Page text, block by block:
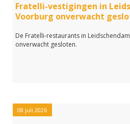
Fratelli-vestigingen in
Voorburg onverwacht
De Fratelli-restaurants in
onverwacht gesloten.
08 juli 2026